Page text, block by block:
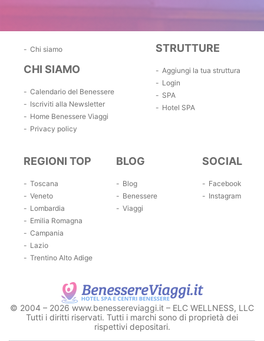
Chi siamo
CHI SIAMO
Calendario del Benessere
Iscriviti alla Newsletter
Home Benessere Viaggi
Privacy policy
STRUTTURE
Aggiungi la tua struttura
Login
SPA
Hotel SPA
REGIONI TOP
Toscana
Veneto
Lombardia
Emilia Romagna
Campania
Lazio
Trentino Alto Adige
BLOG
Blog
Benessere
Viaggi
SOCIAL
Facebook
Instagram
© 2004 – 2026 www.benessereviaggi.it – ELC WELLNESS, LLC
Tutti i diritti riservati. Tutti i marchi sono di proprietà dei
rispettivi depositari.